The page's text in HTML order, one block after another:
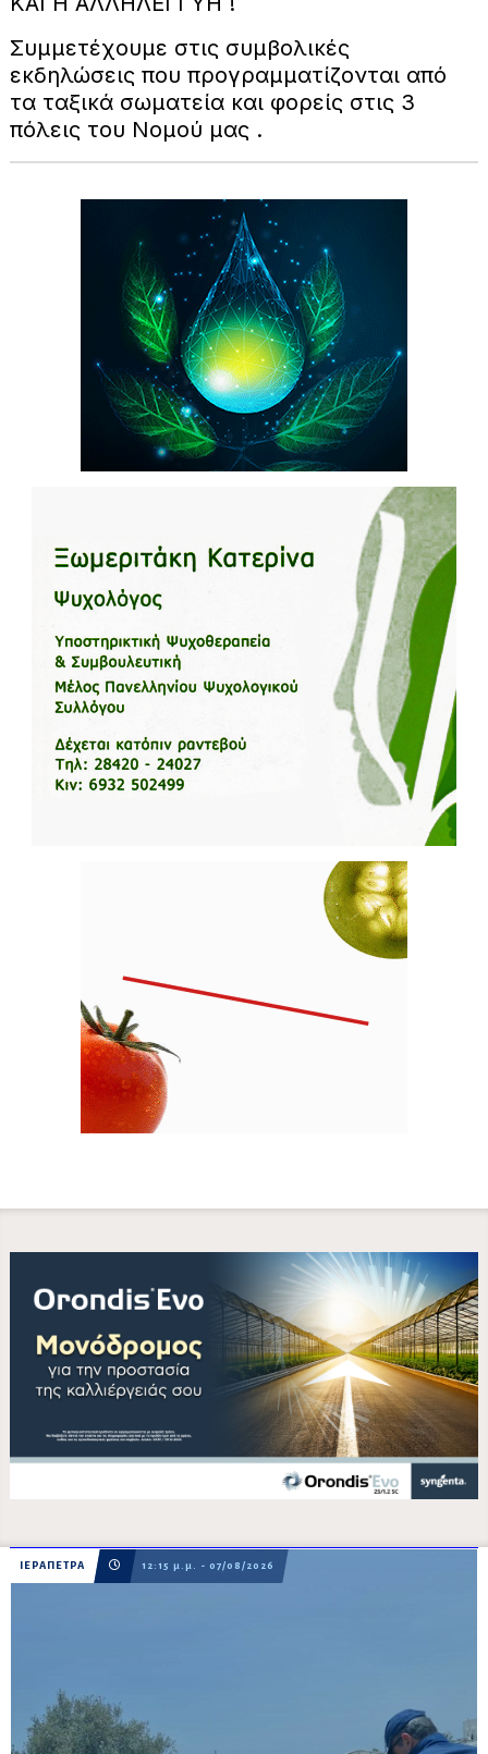
Συμμετέχουμε στις συμβολικές
εκδηλώσεις που προγραμματίζονται από
τα ταξικά σωματεία και φορείς στις 3
πόλεις του Νομού μας .
ΙΕΡΑΠΕΤΡΑ 12:15 μ.μ. - 07/08/2026